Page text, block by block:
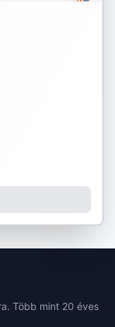
Több mint 20 éves